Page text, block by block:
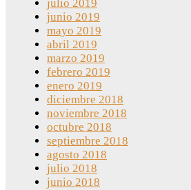
julio 2019
junio 2019
mayo 2019
abril 2019
marzo 2019
febrero 2019
enero 2019
diciembre 2018
noviembre 2018
octubre 2018
septiembre 2018
agosto 2018
julio 2018
junio 2018